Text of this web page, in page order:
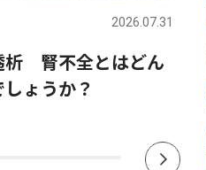
2026.07.31
析 腎不全とはどん
ょうか？